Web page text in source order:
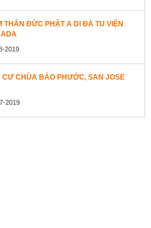
THÂN ĐỨC PHẬT A DI ĐÀ TU VIỆN
2019
CƯ CHÙA BẢO PHƯỚC, SAN JOSE
2019